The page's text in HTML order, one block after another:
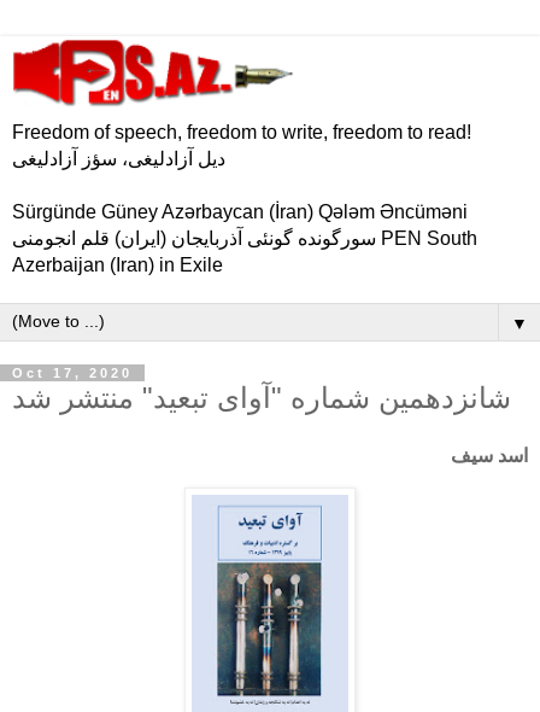
Freedom of speech, freedom to write, freedom to read!
دیل آزادلیغی، سؤز آزادلیغی
Sürgünde Güney Azərbaycan (İran) Qələm Əncüməni
سورگونده گونئی آذربایجان (ایران) قلم انجومنی PEN South
Azerbaijan (Iran) in Exile
▼
Oct 17, 2020
شانزدهمین شماره "آوای تبعید" منتشر شد
اسد سیف